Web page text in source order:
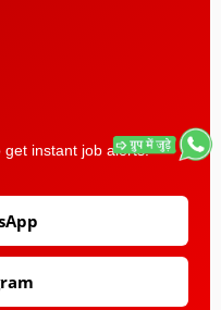
get instant job alerts.